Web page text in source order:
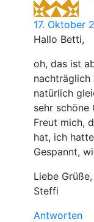
17. Oktober
Hallo Betti,
oh, das ist
nachträglich
natürlich
sehr schöne
Freut mich,
hat, ich
Gespannt,
Liebe Grüße,
Steffi
Antworten